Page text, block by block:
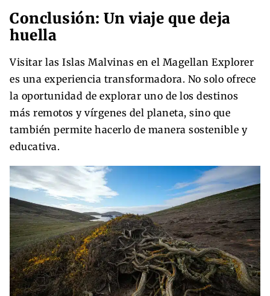
Conclusión: Un viaje que deja
huella
Visitar las Islas Malvinas en el Magellan Explorer
es una experiencia transformadora. No solo ofrece
la oportunidad de explorar uno de los destinos
más remotos y vírgenes del planeta, sino que
también permite hacerlo de manera sostenible y
educativa.